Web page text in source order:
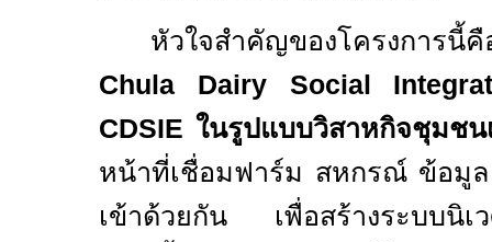
หัวใจสำคัญของโครงการนี้
Chula Dairy Social
CDSIE ในรูปแบบวิสาหกิจชุมช
หน้าที่เชื่อมฟาร์ม สหกรณ์ ข้อมู
เข้าด้วยกัน เพื่อสร้างระบบนิเ